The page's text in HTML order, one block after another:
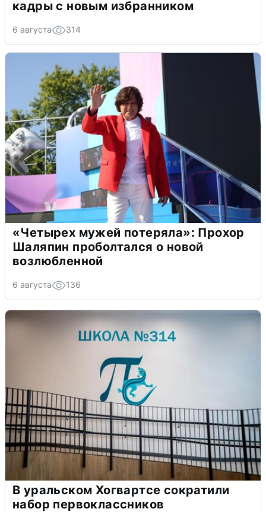
кадры с новым избранником
6 августа 314
«Четырех мужей потеряла»: Прохор
Шаляпин проболтался о новой
возлюбленной
6 августа 136
В уральском Хогвартсе сократили
набор первоклассников